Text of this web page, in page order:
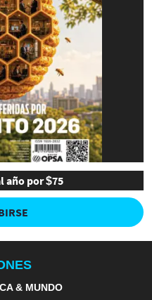
año por $75
& MUNDO